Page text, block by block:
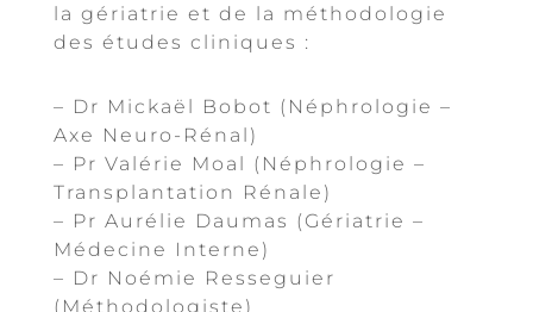
la gériatrie et de la méthodologie
des études cliniques :
– Dr Mickaël Bobot (Néphrologie –
Axe Neuro-Rénal)
– Pr Valérie Moal (Néphrologie –
Transplantation Rénale)
– Pr Aurélie Daumas (Gériatrie –
Médecine Interne)
– Dr Noémie Resseguier
(Méthodologiste)